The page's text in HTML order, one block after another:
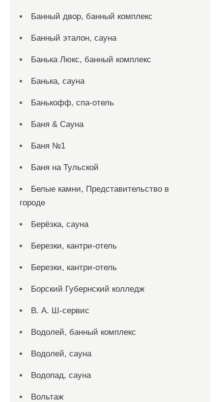
Банный двор, банный комплекс
Банный эталон, сауна
Банька Люкс, банный комплекс
Банька, сауна
Банькофф, спа-отель
Баня & Сауна
Баня №1
Баня на Тульской
Белые камни, Представительство в
городе
Берёзка, сауна
Березки, кантри-отель
Березки, кантри-отель
Борский Губернский колледж
В. А. Ш-сервис
Водолей, банный комплекс
Водолей, сауна
Водопад, сауна
Вольтаж